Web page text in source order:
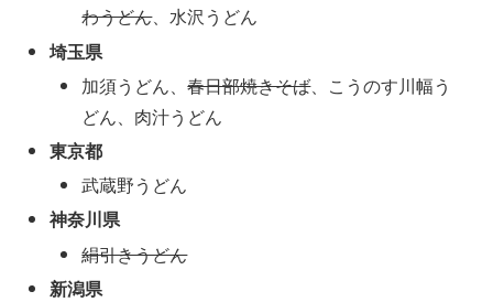
わうどん、水沢うどん
埼玉県
加須うどん、春日部焼きそば、こうのす川幅う
どん、肉汁うどん
東京都
武蔵野うどん
神奈川県
絹引きうどん
新潟県